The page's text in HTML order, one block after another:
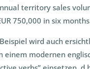
territory sales
750,000 in six
wird auch
einem modernen